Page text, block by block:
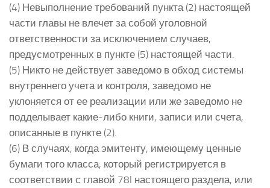
(4) Невыполнение требований пункта (2) настоящей
части главы не влечет за собой уголовной
ответственности за исключением случаев,
предусмотренных в пункте (5) настоящей части.
(5) Никто не действует заведомо в обход системы
внутреннего учета и контроля, заведомо не
уклоняется от ее реализации или же заведомо не
подделывает какие-либо книги, записи или счета,
описанные в пункте (2).
(6) В случаях, когда эмитенту, имеющему ценные
бумаги того класса, который регистрируется в
соответствии с главой 78l настоящего раздела, или